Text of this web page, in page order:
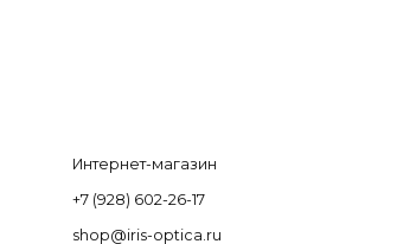
Интернет-магазин
+7 (928) 602-26-17
shop@iris-optica.ru